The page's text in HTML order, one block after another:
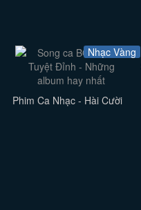
Nhạc Vàng
Phim Ca Nhạc - Hài Cười